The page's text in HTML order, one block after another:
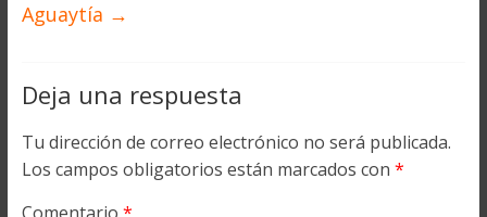
Aguaytía →
Deja una respuesta
Tu dirección de correo electrónico no será publicada.
Los campos obligatorios están marcados con *